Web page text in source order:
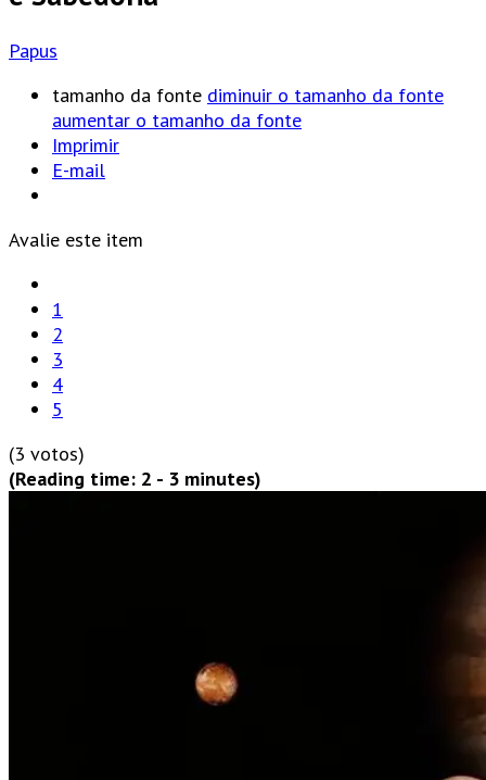
Papus
tamanho da fonte diminuir o tamanho da fonte
aumentar o tamanho da fonte
Imprimir
E-mail
Avalie este item
1
2
3
4
5
(3 votos)
(Reading time: 2 - 3 minutes)